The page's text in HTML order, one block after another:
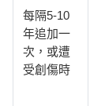
每隔5-10
年追加一
次，或遭
受創傷時